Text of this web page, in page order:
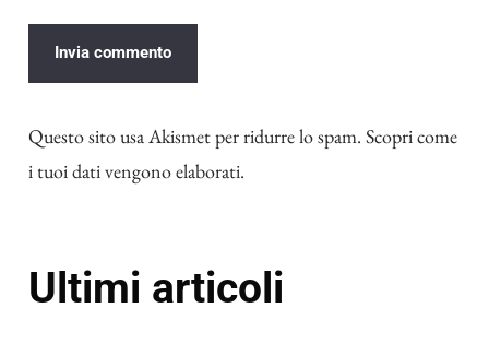
Questo sito usa Akismet per ridurre lo spam. Scopri come
i tuoi dati vengono elaborati.
Ultimi articoli